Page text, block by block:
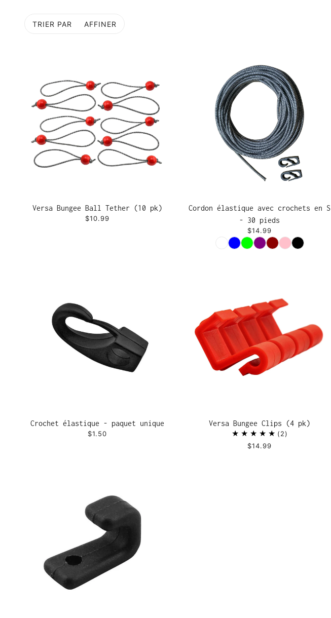
TRIER PAR AFFINER
Versa Bungee Ball Tether (10 pk)
$10.99
Cordon élastique avec crochets en S
- 30 pieds
$14.99
Couleur
Crochet élastique - paquet unique
$1.50
Versa Bungee Clips (4 pk)
2
$14.99